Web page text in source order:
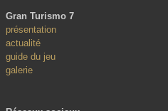
Gran Turismo 7
présentation
actualité
guide du jeu
galerie